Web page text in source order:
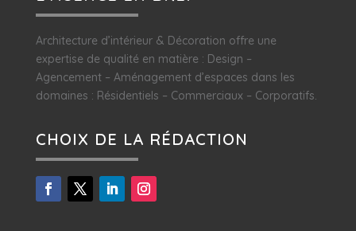
Architecture d’intérieur & Décoration offre une
expertise de qualité en matière : Design –
Agencement – Aménagement d’espaces dans les
domaines : Résidentiels – Commerciaux – Corporatifs.
CHOIX DE LA RÉDACTION